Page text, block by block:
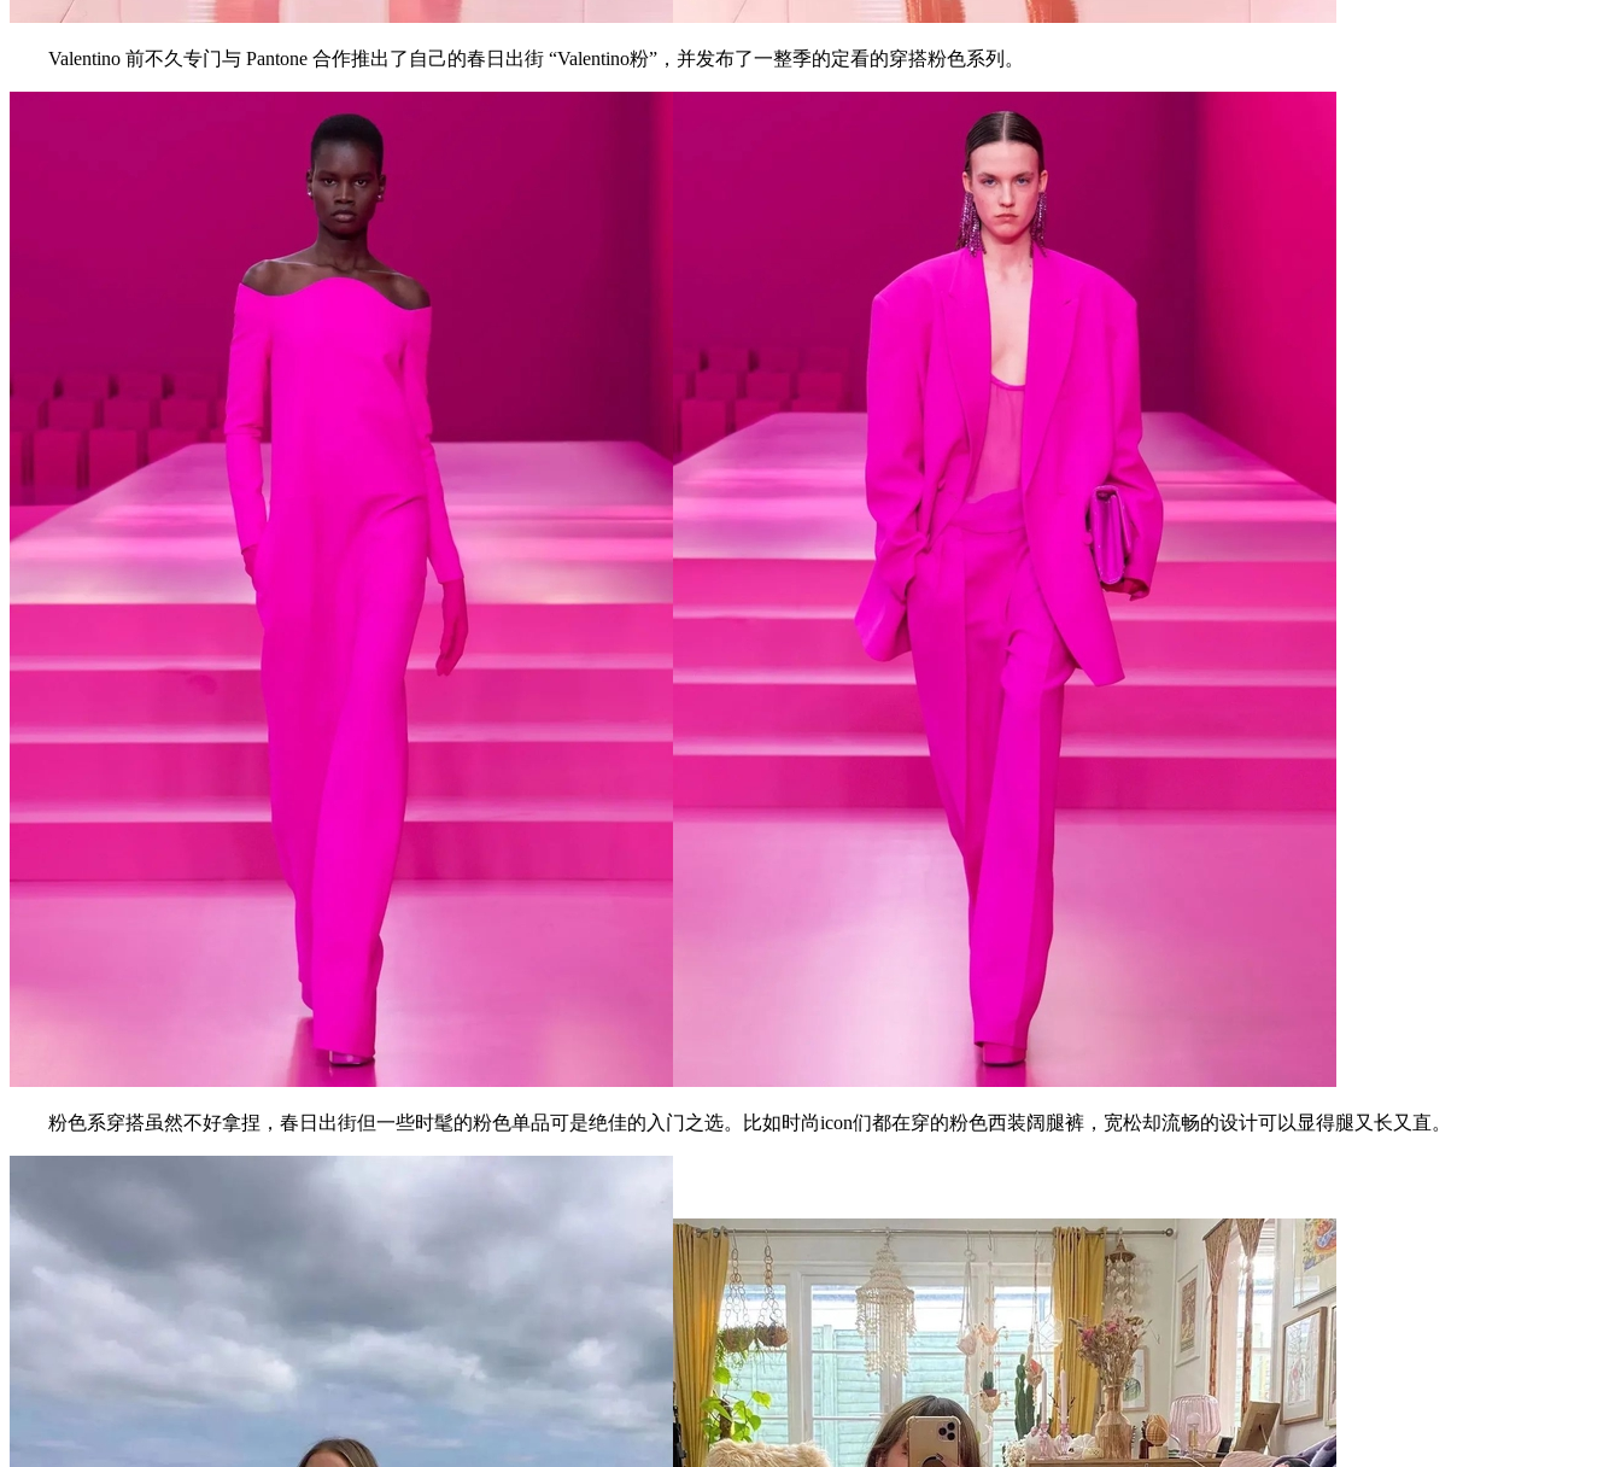
Valentino 前不久专门与 Pantone 合作推出了自己的春日出街 “Valentino粉”，并发布了一整季的定看的穿搭粉色系列。
粉色系穿搭虽然不好拿捏，春日出街但一些时髦的粉色单品可是绝佳的入门之选。比如时尚icon们都在穿的粉色西装阔腿裤，宽松却流畅的设计可以显得腿又长又直。